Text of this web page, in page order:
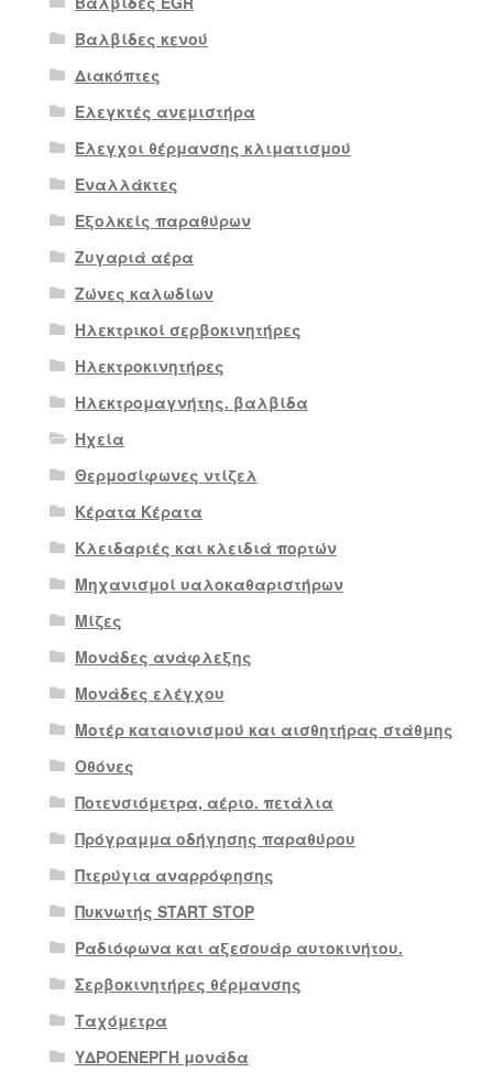
Βαλβίδες κενού
Διακόπτες
Ελεγκτές ανεμιστήρα
Έλεγχοι θέρμανσης κλιματισμού
Εναλλάκτες
Εξολκείς παραθύρων
Ζυγαριά αέρα
Ζώνες καλωδίων
Ηλεκτρικοί σερβοκινητήρες
Ηλεκτροκινητήρες
Ηλεκτρομαγνήτης. βαλβίδα
Ηχεία
Θερμοσίφωνες ντίζελ
Κέρατα Κέρατα
Κλειδαριές και κλειδιά πορτών
Μηχανισμοί υαλοκαθαριστήρων
Μίζες
Μονάδες ανάφλεξης
Μονάδες ελέγχου
Μοτέρ καταιονισμού και αισθητήρας στάθμης
Οθόνες
Ποτενσιόμετρα, αέριο. πετάλια
Πρόγραμμα οδήγησης παραθύρου
Πτερύγια αναρρόφησης
Πυκνωτής START STOP
Ραδιόφωνα και αξεσουάρ αυτοκινήτου.
Σερβοκινητήρες θέρμανσης
Ταχόμετρα
ΥΔΡΟΕΝΕΡΓΗ μονάδα